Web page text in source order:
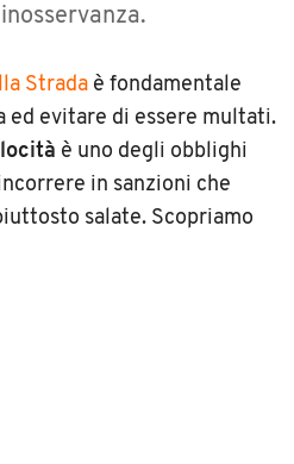
Strada è fondamentale
ed evitare di essere multati.
è uno degli obblighi
in sanzioni che
salate. Scopriamo